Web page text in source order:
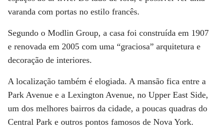
varanda com portas no estilo francês.
Segundo o Modlin Group, a casa foi construída em 1907
e renovada em 2005 com uma “graciosa” arquitetura e
decoração de interiores.
A localização também é elogiada. A mansão fica entre a
Park Avenue e a Lexington Avenue, no Upper East Side,
um dos melhores bairros da cidade, a poucas quadras do
Central Park e outros pontos famosos de Nova York.